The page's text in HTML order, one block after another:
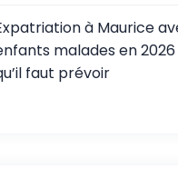
à Maurice
malades en 2026
faut prévoir